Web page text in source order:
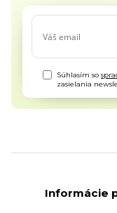
Súhlasím so
zasielania
Informácie